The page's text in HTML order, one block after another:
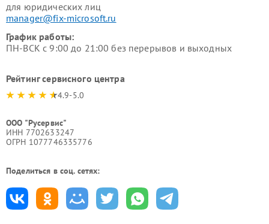
для юридических лиц
manager@fix-microsoft.ru
График работы:
ПН-ВСК с 9:00 до 21:00 без перерывов и выходных
Рейтинг сервисного центра
4.9-5.0
ООО "Русервис"
ИНН 7702633247
ОГРН 1077746335776
Поделиться в соц. сетях: